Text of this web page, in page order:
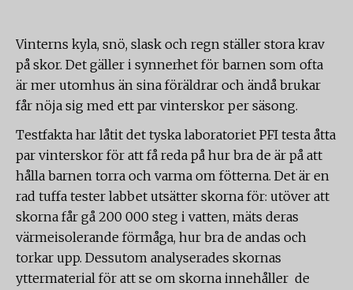
Vinterns kyla, snö, slask och regn ställer stora krav
på skor. Det gäller i synnerhet för barnen som ofta
är mer utomhus än sina föräldrar och ändå brukar
får nöja sig med ett par vinterskor per säsong.
Testfakta har låtit det tyska laboratoriet PFI testa åtta
par vinterskor för att få reda på hur bra de är på att
hålla barnen torra och varma om fötterna. Det är en
rad tuffa tester labbet utsätter skorna för: utöver att
skorna får gå 200 000 steg i vatten, mäts deras
värmeisolerande förmåga, hur bra de andas och
torkar upp. Dessutom analyserades skornas
yttermaterial för att se om skorna innehåller de